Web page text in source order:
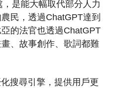
是能大幅取代部分人力
民，透過ChatGPT達到
的法官也透過ChatGPT
、故事創作、歌詞都難
搜尋引擎，提供用戶更